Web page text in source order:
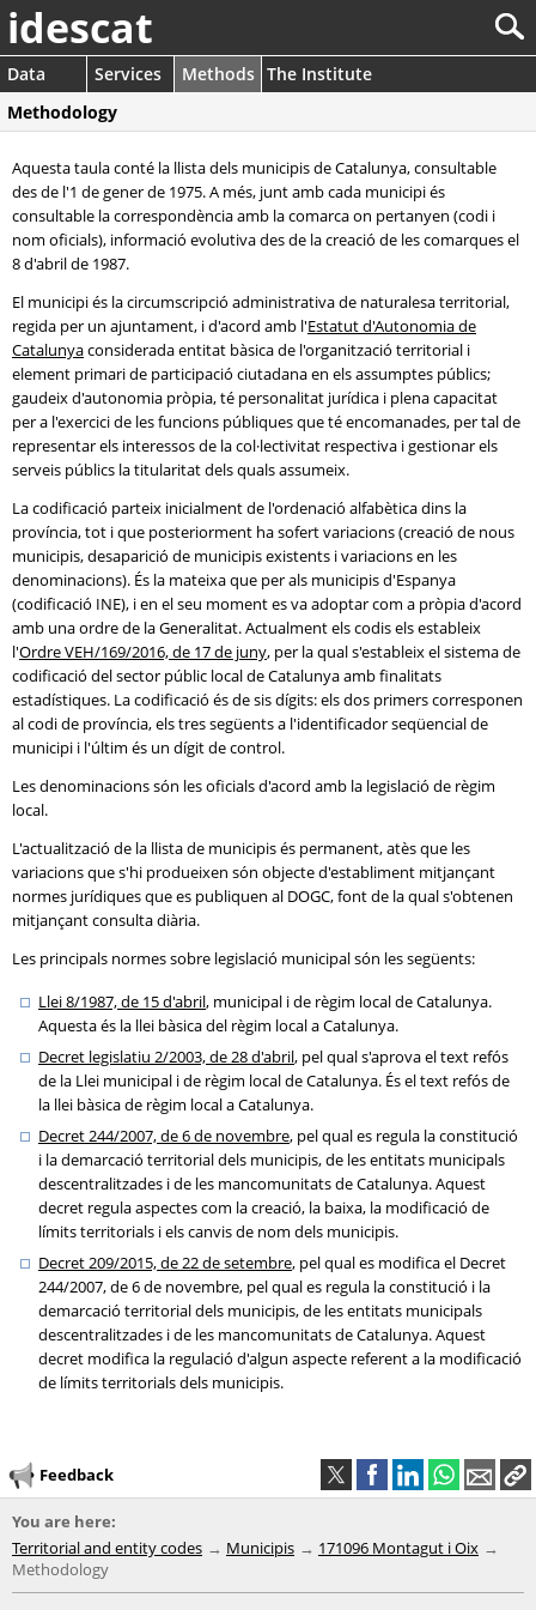
idescat
Data Services Methods The Institute
Methodology
Aquesta taula conté la llista dels municipis de Catalunya, consultable
des de l'1 de gener de 1975. A més, junt amb cada municipi és
consultable la correspondència amb la comarca on pertanyen (codi i
nom oficials), informació evolutiva des de la creació de les comarques el
8 d'abril de 1987.
El municipi és la circumscripció administrativa de naturalesa territorial,
regida per un ajuntament, i d'acord amb l'Estatut d'Autonomia de
Catalunyaconsiderada entitat bàsica de l'organització territorial i
element primari de participació ciutadana en els assumptes públics;
gaudeix d'autonomia pròpia, té personalitat jurídica i plena capacitat
per a l'exercici de les funcions públiques que té encomanades, per tal de
representar els interessos de la col·lectivitat respectiva i gestionar els
serveis públics la titularitat dels quals assumeix.
La codificació parteix inicialment de l'ordenació alfabètica dins la
província, tot i que posteriorment ha sofert variacions (creació de nous
municipis, desaparició de municipis existents i variacions en les
denominacions). És la mateixa que per als municipis d'Espanya
(codificació INE), i en el seu moment es va adoptar com a pròpia d'acord
amb una ordre de la Generalitat. Actualment els codis els estableix
l'Ordre VEH/169/2016, de 17 de juny, per la qual s'estableix el sistema de
codificació del sector públic local de Catalunya amb finalitats
estadístiques. La codificació és de sis dígits: els dos primers corresponen
al codi de província, els tres següents a l'identificador seqüencial de
municipi i l'últim és un dígit de control.
Les denominacions són les oficials d'acord amb la legislació de règim
local.
L'actualització de la llista de municipis és permanent, atès que les
variacions que s'hi produeixen són objecte d'establiment mitjançant
normes jurídiques que es publiquen al DOGC, font de la qual s'obtenen
mitjançant consulta diària.
Les principals normes sobre legislació municipal són les següents:
Llei 8/1987, de 15 d'abril, municipal i de règim local de Catalunya.
Aquesta és la llei bàsica del règim local a Catalunya.
Decret legislatiu 2/2003, de 28 d'abril, pel qual s'aprova el text refós
de la Llei municipal i de règim local de Catalunya. És el text refós de
la llei bàsica de règim local a Catalunya.
Decret 244/2007, de 6 de novembre, pel qual es regula la constitució
i la demarcació territorial dels municipis, de les entitats municipals
descentralitzades i de les mancomunitats de Catalunya. Aquest
decret regula aspectes com la creació, la baixa, la modificació de
límits territorials i els canvis de nom dels municipis.
Decret 209/2015, de 22 de setembre, pel qual es modifica el Decret
244/2007, de 6 de novembre, pel qual es regula la constitució i la
demarcació territorial dels municipis, de les entitats municipals
descentralitzades i de les mancomunitats de Catalunya. Aquest
decret modifica la regulació d'algun aspecte referent a la modificació
de límits territorials dels municipis.
Feedback
You are here:
Territorial and entity codes
Municipis
171096 Montagut i Oix
Methodology